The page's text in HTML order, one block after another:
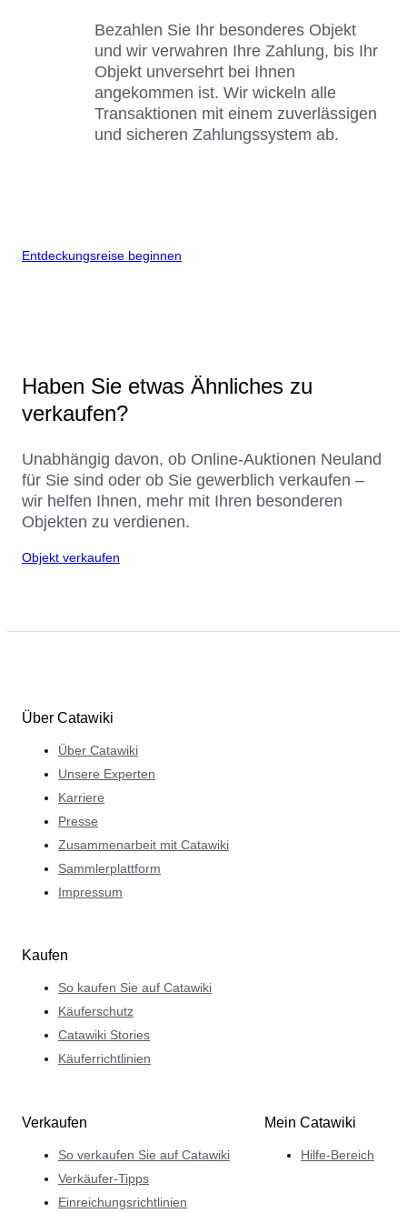
Bezahlen Sie Ihr besonderes Objekt
und wir verwahren Ihre Zahlung, bis Ihr
Objekt unversehrt bei Ihnen
angekommen ist. Wir wickeln alle
Transaktionen mit einem zuverlässigen
und sicheren Zahlungssystem ab.
Entdeckungsreise beginnen
Haben Sie etwas Ähnliches zu
verkaufen?
Unabhängig davon, ob Online-Auktionen Neuland
für Sie sind oder ob Sie gewerblich verkaufen –
wir helfen Ihnen, mehr mit Ihren besonderen
Objekten zu verdienen.
Objekt verkaufen
Über Catawiki
Über Catawiki
Unsere Experten
Karriere
Presse
Zusammenarbeit mit Catawiki
Sammlerplattform
Impressum
Kaufen
So kaufen Sie auf Catawiki
Käuferschutz
Catawiki Stories
Käuferrichtlinien
Verkaufen
So verkaufen Sie auf Catawiki
Verkäufer-Tipps
Einreichungsrichtlinien
Mein Catawiki
Hilfe-Bereich